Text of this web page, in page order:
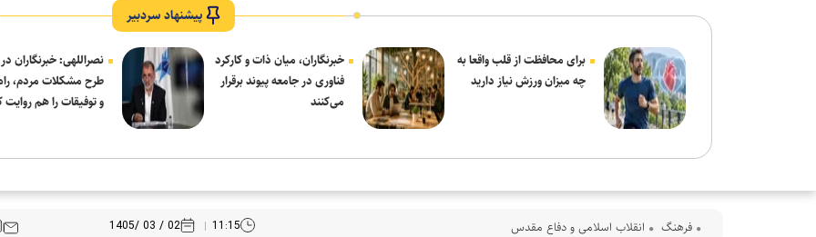
پیشنهاد سردبیر
برای محافظت از قلب واقعا به
چه میزان ورزش نیاز دارید
خبرنگاران، میان ذات و کارکرد
فناوری در جامعه پیوند برقرار
می‌کنند
نصراللهی: خبرنگاران در
طرح مشکلات مردم،
و توفیقات را هم روایت
فرهنگ‌ انقلاب اسلامی و دفاع مقدس 11:15
02 / 03 /1405